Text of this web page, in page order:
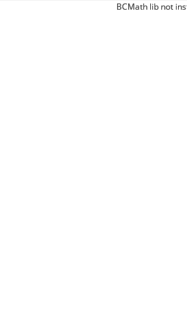
BCMath lib not